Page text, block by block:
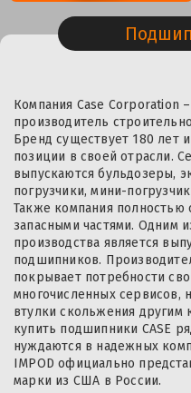
Компания Case Corporation
производитель
Бренд существует 180 лет
позиции в своей отрасли.
выпускаются бульдозеры,
погрузчики, мини-
Также компания полностью
запасными частями. Одним
производства является
подшипников.
покрывает потребности
многочисленных сервисов,
втулки скольжения другим
купить подшипники CASE
нуждаются в надежных
IMPOD официально
марки из США в России.